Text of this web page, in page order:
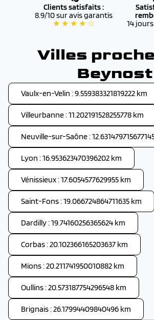
Clients satisfaits :
8.9/10 sur avis garantis
★ ★ ★ ★ ☆
14
Villes
Beynost
Vaulx-en-Velin : 9.559383321819222 km
Villeurbanne : 11.202191528255778 km
Neuville-sur-Saône :
Lyon : 16.953623470396202 km
Vénissieux : 17.6054577629955 km
Saint-Fons : 19.066724864711635 km
Dardilly : 19.74160256365624 km
Corbas : 20.102366165203637 km
Mions : 20.211741950010882 km
Oullins : 20.573187754296548 km
Brignais : 26.17994409840496 km